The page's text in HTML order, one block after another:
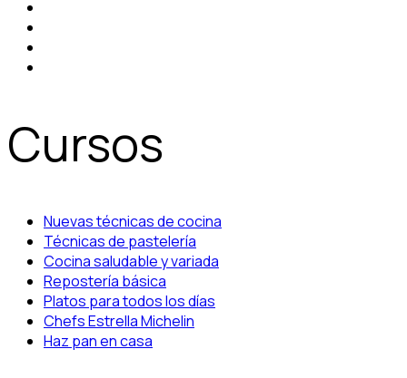
Cursos
Nuevas técnicas de cocina
Técnicas de pastelería
Cocina saludable y variada
Repostería básica
Platos para todos los días
Chefs Estrella Michelin
Haz pan en casa